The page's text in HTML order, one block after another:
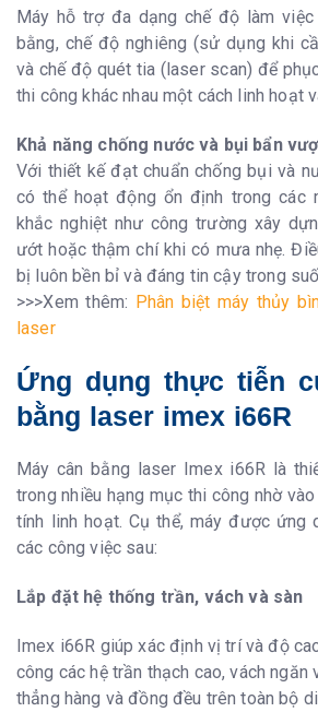
Máy hỗ trợ đa dạng chế độ làm
bằng, chế độ nghiêng (sử dụng khi
và chế độ quét tia (laser scan) để
thi công khác nhau một cách linh hoạt
Khả năng chống nước và bụi bẩn
Với thiết kế đạt chuẩn chống bụi và
có thể hoạt động ổn định trong các
khắc nghiệt như công trường xây
ướt hoặc thậm chí khi có mưa nhẹ.
bị luôn bền bỉ và đáng tin cậy trong
>>>Xem thêm: Phân biệt máy thủy
laser
Ứng dụng thực tiễn
bằng laser imex i66R
Máy cân bằng laser Imex i66R là
trong nhiều hạng mục thi công nhờ
tính linh hoạt. Cụ thể, máy được ứng
các công việc sau:
Lắp đặt hệ thống trần, vách và sàn
Imex i66R giúp xác định vị trí và độ
công các hệ trần thạch cao, vách
thẳng hàng và đồng đều trên toàn bộ